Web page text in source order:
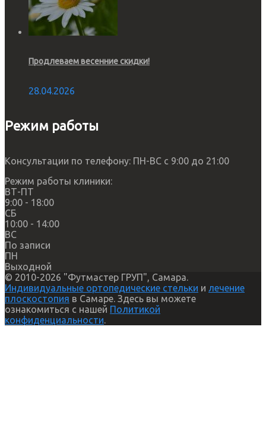
Продлеваем весенние скидки!
28.04.2026
Режим работы
Консультации по телефону: ПН-ВС с 9:00 до 21:00
Режим работы клиники:
ВТ-ПТ
9:00 - 18:00
СБ
10:00 - 14:00
ВС
По записи
ПН
Выходной
© 2010-2026 "Футмастер ГРУП", Самара.
Индивидуальные ортопедические стельки и лечение
плоскостопия в Самаре. Здесь вы можете
ознакомиться с нашей Политикой
конфиденциальности